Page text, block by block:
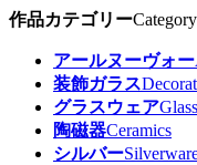
作品カテゴリー
アールヌーヴォー
装飾ガラス
グラスウェア
陶磁器Ceramics
シルバー